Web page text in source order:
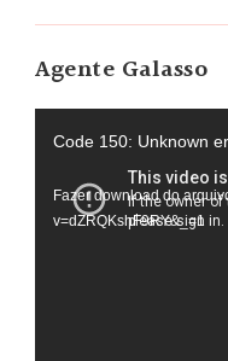
Agente Galasso
vídeo
Code 150: Unknown
Fazer download do
v=dZRQKshF9RY&_=1